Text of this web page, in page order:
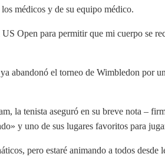
médicos y de su equipo médico.
Open para permitir que mi cuerpo se
abandonó el torneo de Wimbledon por
la tenista aseguró en su breve nota –
y uno de sus lugares favoritos para
pero estaré animando a todos